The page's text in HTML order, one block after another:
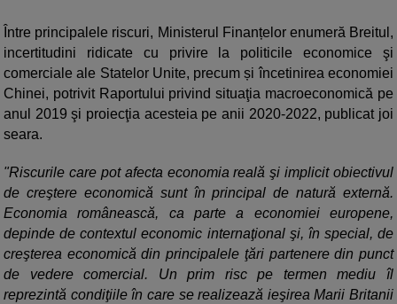
Între principalele riscuri, Ministerul Finanțelor enumeră Breitul,
incertitudini ridicate cu privire la politicile economice şi
comerciale ale Statelor Unite, precum și încetinirea economiei
Chinei, potrivit Raportului privind situaţia macroeconomică pe
anul 2019 şi proiecţia acesteia pe anii 2020-2022, publicat joi
seara.
"Riscurile care pot afecta economia reală şi implicit obiectivul
de creştere economică sunt în principal de natură externă.
Economia românească, ca parte a economiei europene,
depinde de contextul economic internaţional şi, în special, de
creşterea economică din principalele ţări partenere din punct
de vedere comercial. Un prim risc pe termen mediu îl
reprezintă condiţiile în care se realizează ieşirea Marii Britanii